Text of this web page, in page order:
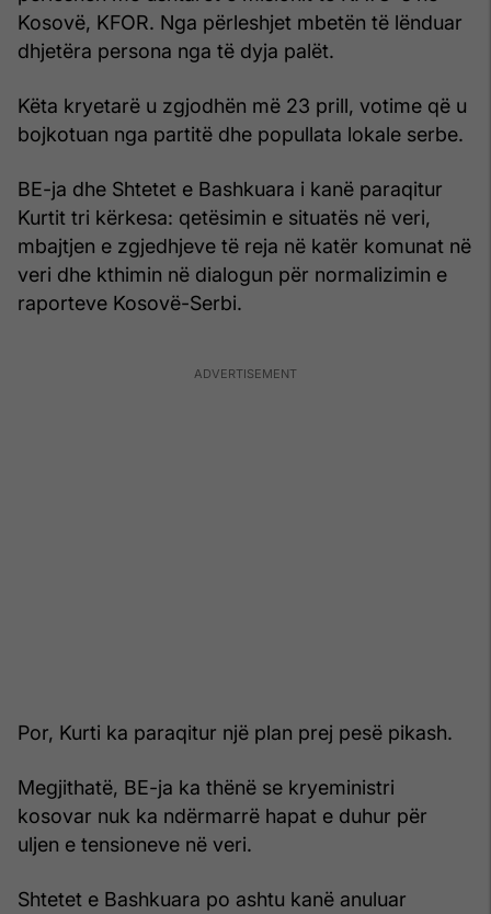
Kosovë, KFOR. Nga përleshjet mbetën të lënduar
dhjetëra persona nga të dyja palët.
Këta kryetarë u zgjodhën më 23 prill, votime që u
bojkotuan nga partitë dhe popullata lokale serbe.
BE-ja dhe Shtetet e Bashkuara i kanë paraqitur
Kurtit tri kërkesa: qetësimin e situatës në veri,
mbajtjen e zgjedhjeve të reja në katër komunat në
veri dhe kthimin në dialogun për normalizimin e
raporteve Kosovë-Serbi.
Por, Kurti ka paraqitur një plan prej pesë pikash.
Megjithatë, BE-ja ka thënë se kryeministri
kosovar nuk ka ndërmarrë hapat e duhur për
uljen e tensioneve në veri.
Shtetet e Bashkuara po ashtu kanë anuluar